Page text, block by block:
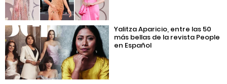
Yalitza Aparicio, entre las 50
más bellas de la revista People
en Español